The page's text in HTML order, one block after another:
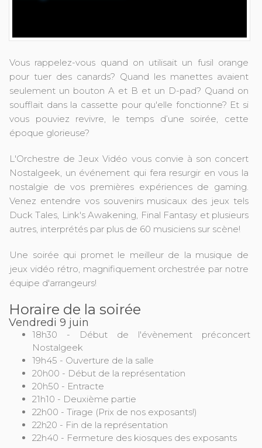
Vous rappelez-vous quand on utilisait un fusil orange
pour tuer des canards? Quand les manettes avaient
seulement un bouton A et B et un D-pad? Quand on
soufflait dans la cassette pour qu'elle fonctionne? Et si
vous pouviez revivre, le temps d’une soirée, cette
époque glorieuse?
L'Orchestre de Jeux Vidéo vous convie à son concert
Nostalgeek, un événement qui fera resurgir en vous la
nostalgie de vos premières expériences de gaming.
Venez entendre vos souvenirs musicaux des jeux tels
Duck Tales, Link's Awakening, Final Fantasy et plusieurs
autres, interprétés par plus de 60 musiciens sur scène!
Une soirée qui promet le meilleur de la musique de
jeux vidéo rétro, magnifiquement orchestrée par notre
équipe d'arrangeurs!
Horaire de la soirée
Vendredi 9 juin
18h30 - Début de l'évènement préconcert
Nostalgeek
19h45 - Ouverture de la salle
20h00 - Début de la représentation
20h50 - Entracte
21h10 - Deuxième partie
22h00 - Tirage (Prix de nos exposants!)
22h20 - Fin de la représentation
22h40 - Fermeture des kiosques des exposants